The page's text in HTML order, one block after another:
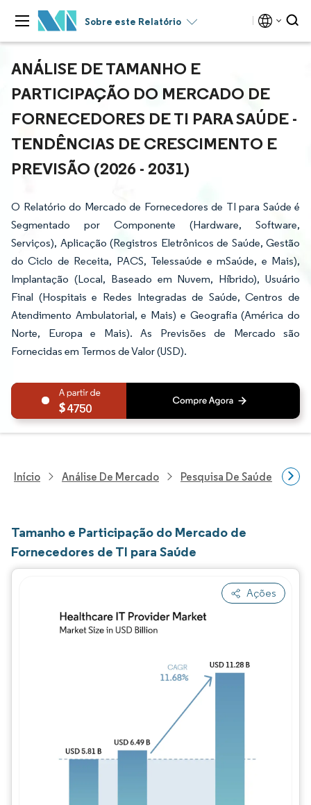
Sobre este Relatório
ANÁLISE DE TAMANHO E
PARTICIPAÇÃO DO MERCADO DE
FORNECEDORES DE TI PARA SAÚDE -
TENDÊNCIAS DE CRESCIMENTO E
PREVISÃO (2026 - 2031)
O Relatório do Mercado de Fornecedores de TI para Saúde é
Segmentado por Componente (Hardware, Software,
Serviços), Aplicação (Registros Eletrônicos de Saúde, Gestão
do Ciclo de Receita, PACS, Telessaúde e mSaúde, e Mais),
Implantação (Local, Baseado em Nuvem, Híbrido), Usuário
Final (Hospitais e Redes Integradas de Saúde, Centros de
Atendimento Ambulatorial, e Mais) e Geografia (América do
Norte, Europa e Mais). As Previsões de Mercado são
Fornecidas em Termos de Valor (USD).
4750
Início Análise De Mercado Pesquisa De Saúde
Tamanho e Participação do Mercado de
Fornecedores de TI para Saúde
Ações
Imagem © Mordor Intelligence. O reuso